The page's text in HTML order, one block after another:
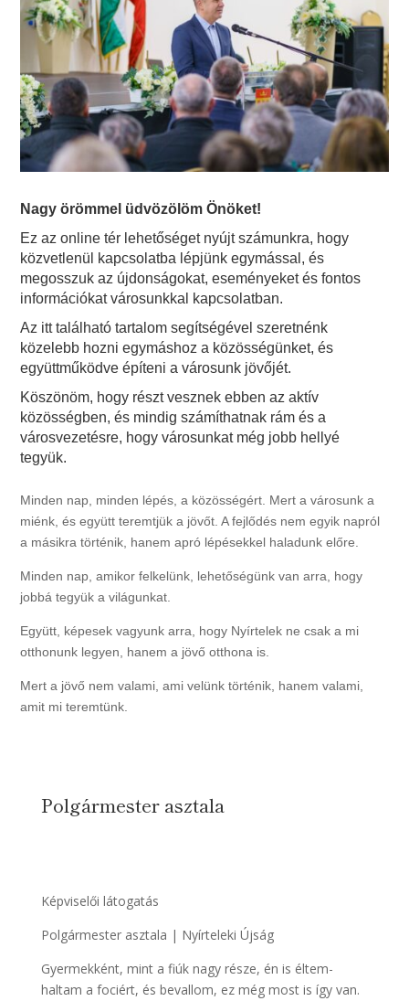
Nagy örömmel üdvözölöm Önöket!
Ez az online tér lehetőséget nyújt számunkra, hogy
közvetlenül kapcsolatba lépjünk egymással, és
megosszuk az újdonságokat, eseményeket és fontos
információkat városunkkal kapcsolatban.
Az itt található tartalom segítségével szeretnénk
közelebb hozni egymáshoz a közösségünket, és
együttműködve építeni a városunk jövőjét.
Köszönöm, hogy részt vesznek ebben az aktív
közösségben, és mindig számíthatnak rám és a
városvezetésre, hogy városunkat még jobb hellyé
tegyük.
Minden nap, minden lépés, a közösségért. Mert a városunk a
miénk, és együtt teremtjük a jövőt. A fejlődés nem egyik napról
a másikra történik, hanem apró lépésekkel haladunk előre.
Minden nap, amikor felkelünk, lehetőségünk van arra, hogy
jobbá tegyük a világunkat.
Együtt, képesek vagyunk arra, hogy Nyírtelek ne csak a mi
otthonunk legyen, hanem a jövő otthona is.
Mert a jövő nem valami, ami velünk történik, hanem valami,
amit mi teremtünk.
Polgármester asztala
Képviselői látogatás
Polgármester asztala | Nyírteleki Újság
Gyermekként, mint a fiúk nagy része, én is éltem-
haltam a fociért, és bevallom, ez még most is így van.